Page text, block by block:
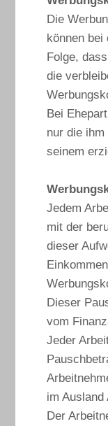
Die
können bei
Folge,
die
Bei
nur die
seinem
Jedem
mit der
dieser
Dieser
vom
Jeder
im
Der